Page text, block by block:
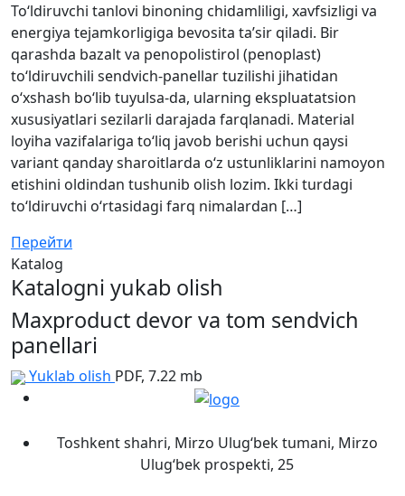
To‘ldiruvchi tanlovi binoning chidamliligi, xavfsizligi va
energiya tejamkorligiga bevosita ta’sir qiladi. Bir
qarashda bazalt va penopolistirol (penoplast)
to‘ldiruvchili sendvich-panellar tuzilishi jihatidan
o‘xshash bo‘lib tuyulsa-da, ularning ekspluatatsion
xususiyatlari sezilarli darajada farqlanadi. Material
loyiha vazifalariga to‘liq javob berishi uchun qaysi
variant qanday sharoitlarda o‘z ustunliklarini namoyon
etishini oldindan tushunib olish lozim. Ikki turdagi
to‘ldiruvchi o‘rtasidagi farq nimalardan […]
Перейти
Katalog
Katalogni yukab olish
Maxproduct devor va tom sendvich
panellari
Yuklab olish PDF, 7.22 mb
Toshkent shahri, Mirzo Ulug‘bek tumani, Mirzo
Ulug‘bek prospekti, 25